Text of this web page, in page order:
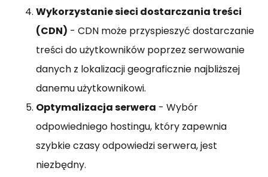
Wykorzystanie sieci dostarczania treści
(CDN) - CDN może przyspieszyć dostarczanie
treści do użytkowników poprzez serwowanie
danych z lokalizacji geograficznie najbliższej
danemu użytkownikowi.
Optymalizacja serwera - Wybór
odpowiedniego hostingu, który zapewnia
szybkie czasy odpowiedzi serwera, jest
niezbędny.